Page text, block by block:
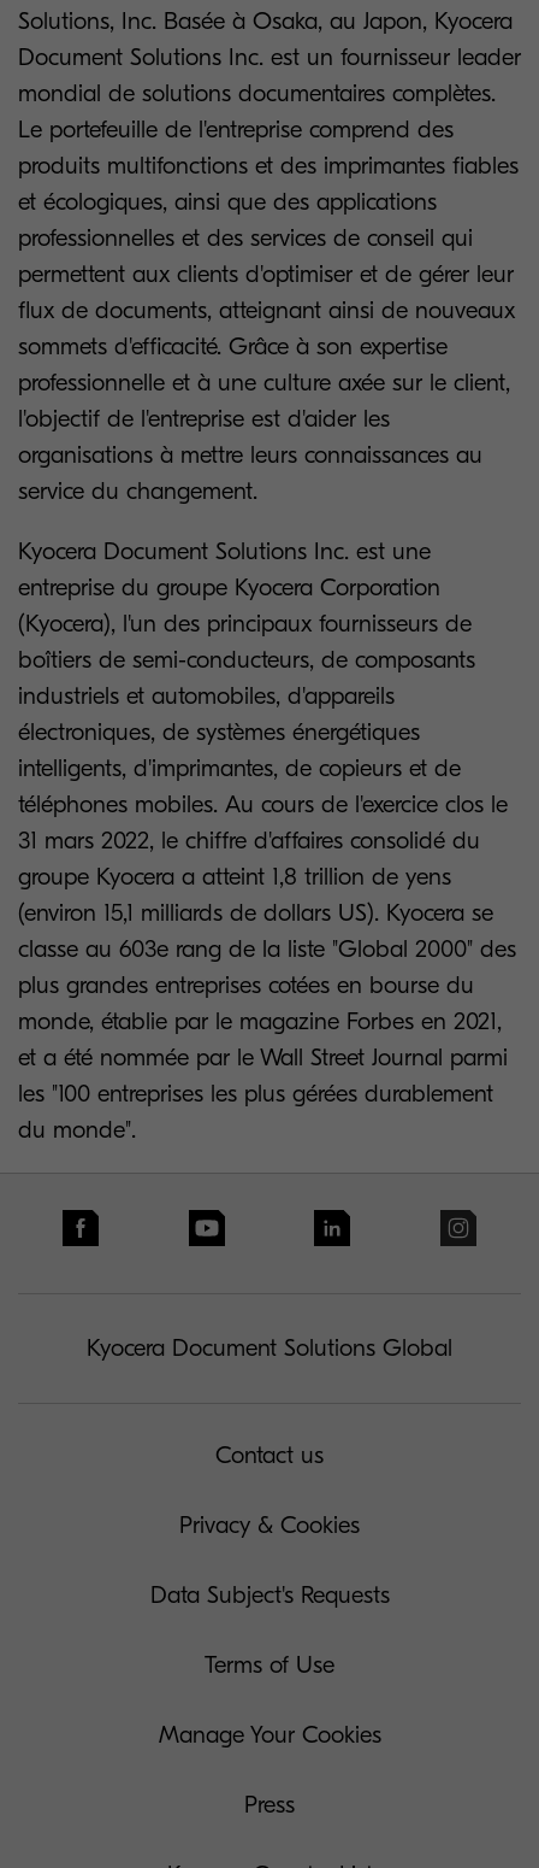
Solutions, Inc. Basée à Osaka, au Japon, Kyocera
Document Solutions Inc. est un fournisseur leader
mondial de solutions documentaires complètes.
Le portefeuille de l'entreprise comprend des
produits multifonctions et des imprimantes fiables
et écologiques, ainsi que des applications
professionnelles et des services de conseil qui
permettent aux clients d'optimiser et de gérer leur
flux de documents, atteignant ainsi de nouveaux
sommets d'efficacité. Grâce à son expertise
professionnelle et à une culture axée sur le client,
l'objectif de l'entreprise est d'aider les
organisations à mettre leurs connaissances au
service du changement.
Kyocera Document Solutions Inc. est une
entreprise du groupe Kyocera Corporation
(Kyocera), l'un des principaux fournisseurs de
boîtiers de semi-conducteurs, de composants
industriels et automobiles, d'appareils
électroniques, de systèmes énergétiques
intelligents, d'imprimantes, de copieurs et de
téléphones mobiles. Au cours de l'exercice clos le
31 mars 2022, le chiffre d'affaires consolidé du
groupe Kyocera a atteint 1,8 trillion de yens
(environ 15,1 milliards de dollars US). Kyocera se
classe au 603e rang de la liste "Global 2000" des
plus grandes entreprises cotées en bourse du
monde, établie par le magazine Forbes en 2021,
et a été nommée par le Wall Street Journal parmi
les "100 entreprises les plus gérées durablement
du monde".
Kyocera Document Solutions Global
Contact us
Privacy & Cookies
Data Subject's Requests
Terms of Use
Manage Your Cookies
Press